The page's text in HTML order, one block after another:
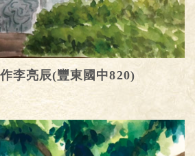
李亮辰(豐東國中820)